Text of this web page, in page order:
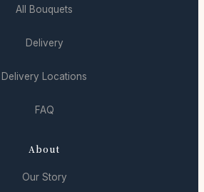
All Bouquets
Delivery
Delivery Locations
FAQ
About
Our Story